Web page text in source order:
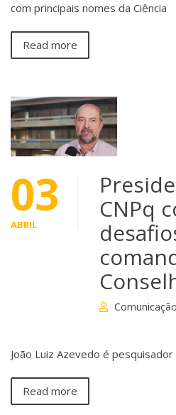
com principais nomes da Ciência
Read more
03
ABRIL
CNPq
João Luiz Azevedo é pesquisador
Read more